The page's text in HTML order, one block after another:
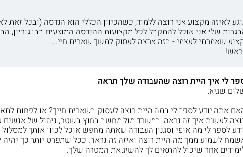
לאיזה מקצוע אני רוצה ללמוד, כשהכיוון הכללי הוא הנדסה (ובכל זאת
שלי אני אוכל להתקבל לכל מקצועות ההנדסה המוצעים בבן גוריון,
שאמרתי לעצמי - בזה ארצה לעסוק למשך שארית חיי...
לי איך היית רוצה שהעבודה שלך תראה
שגיא,
אתה יודע לספר לי במה היית רוצה לעסוק בשארית חייך? או לפחות
לעשות איך זה נראה, במשרד מול מחשב בחוץ בשטח, ניהול של
לספר לי מה אופי וסגנון העבודה שאתה מחפש אוכל לכוון אותך
לשמוע ממך מה היית רוצה ואיזה זה נראה. ככל שתפרט יותר כך יהיה
אחר שיכול להתאים לך להשיג את המטרה שלך.